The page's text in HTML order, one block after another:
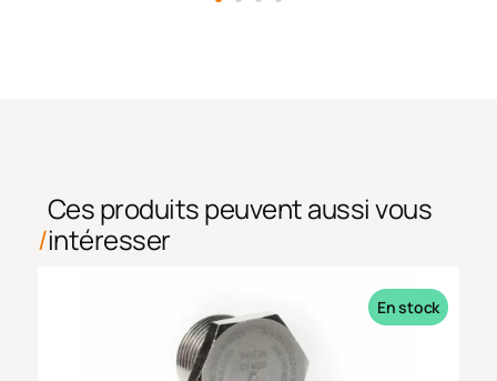
Ces produits peuvent aussi vous
intéresser
En stock